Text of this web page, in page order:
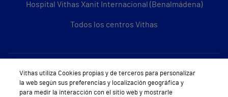
Hospital Vithas Xanit Internacional (Benalmádena)
Todos los centros Vithas
Sobre Vithas
Quiénes somos
Vithas utiliza Cookies propias y de terceros para personalizar
la web según sus preferencias y localización geográfica y
para medir la interacción con el sitio web y mostrarle